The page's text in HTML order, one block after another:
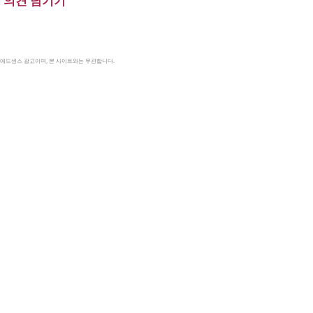
드센스 광고이며, 본 사이트와는 무관합니다.